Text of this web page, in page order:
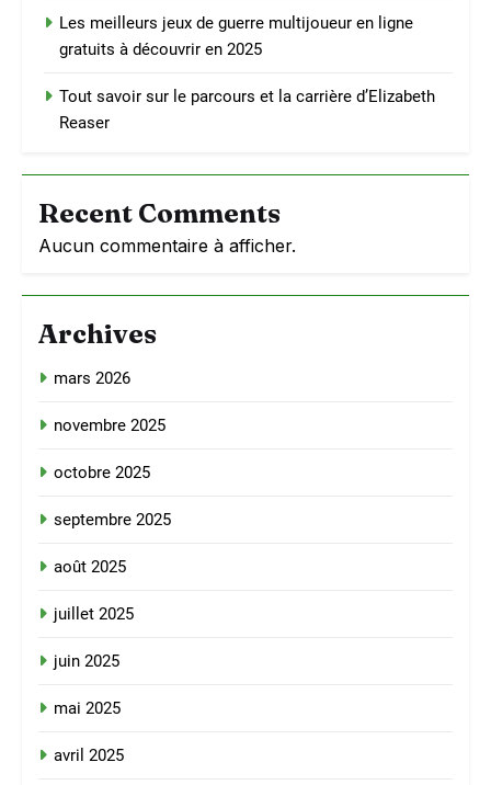
Les meilleurs jeux de guerre multijoueur en ligne
gratuits à découvrir en 2025
Tout savoir sur le parcours et la carrière d’Elizabeth
Reaser
Recent Comments
Aucun commentaire à afficher.
Archives
mars 2026
novembre 2025
octobre 2025
septembre 2025
août 2025
juillet 2025
juin 2025
mai 2025
avril 2025